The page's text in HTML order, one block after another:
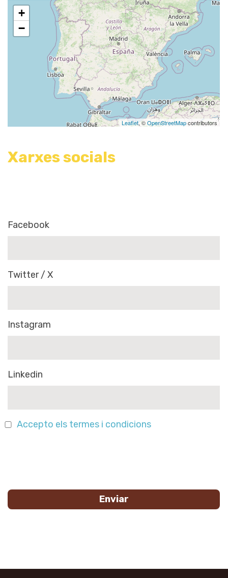
+
−
Leaflet, ©OpenStreetMapcontributors
Xarxes socials
Facebook
Twitter / X
Instagram
Linkedin
Accepto els termes i condicions